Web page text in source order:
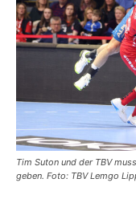
Tim Suton und der TBV
geben. Foto: TBV Lemgo